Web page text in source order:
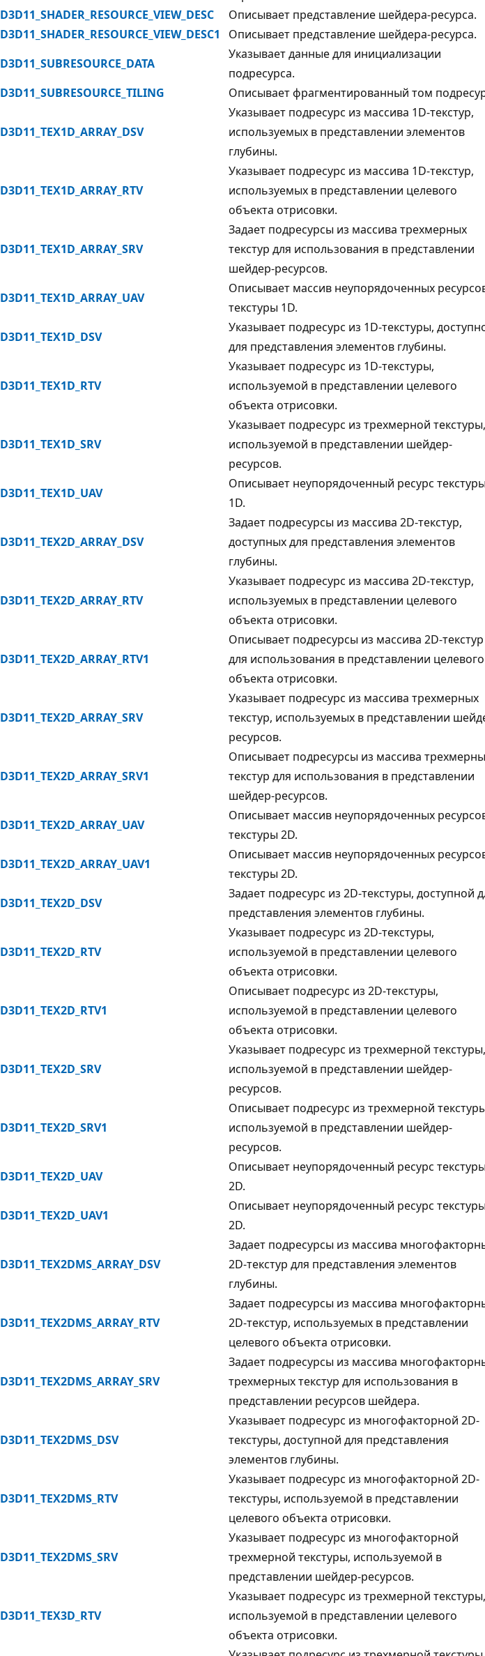
D3D11_SHADER_RESOURCE_VIEW_DESC
Описывает представление шейдера-ресурса.
D3D11_SHADER_RESOURCE_VIEW_DESC1
Описывает представление шейдера-ресурса.
D3D11_SUBRESOURCE_DATA
Указывает данные для инициализации
подресурса.
D3D11_SUBRESOURCE_TILING
Описывает фрагментированный том
D3D11_TEX1D_ARRAY_DSV
Указывает подресурс из массива 1D-текстур,
используемых в представлении элементов
глубины.
D3D11_TEX1D_ARRAY_RTV
Указывает подресурс из массива 1D-текстур,
используемых в представлении целевого
объекта отрисовки.
D3D11_TEX1D_ARRAY_SRV
Задает подресурсы из массива трехмерных
текстур для использования в представлении
шейдер-ресурсов.
D3D11_TEX1D_ARRAY_UAV
Описывает массив неупорядоченных
текстуры 1D.
D3D11_TEX1D_DSV
Указывает подресурс из 1D-текстуры,
для представления элементов глубины.
D3D11_TEX1D_RTV
Указывает подресурс из 1D-текстуры,
используемой в представлении целевого
объекта отрисовки.
D3D11_TEX1D_SRV
Указывает подресурс из трехмерной текстуры,
используемой в представлении шейдер-
ресурсов.
D3D11_TEX1D_UAV
Описывает неупорядоченный ресурс текстуры
1D.
D3D11_TEX2D_ARRAY_DSV
Задает подресурсы из массива 2D-текстур,
доступных для представления элементов
глубины.
D3D11_TEX2D_ARRAY_RTV
Указывает подресурс из массива 2D-текстур,
используемых в представлении целевого
объекта отрисовки.
D3D11_TEX2D_ARRAY_RTV1
Описывает подресурсы из массива 2D-текстур
для использования в представлении целевого
объекта отрисовки.
D3D11_TEX2D_ARRAY_SRV
Указывает подресурс из массива трехмерных
текстур, используемых в представлении
ресурсов.
D3D11_TEX2D_ARRAY_SRV1
Описывает подресурсы из массива
текстур для использования в представлении
шейдер-ресурсов.
D3D11_TEX2D_ARRAY_UAV
Описывает массив неупорядоченных
текстуры 2D.
D3D11_TEX2D_ARRAY_UAV1
Описывает массив неупорядоченных
текстуры 2D.
D3D11_TEX2D_DSV
Задает подресурс из 2D-текстуры, доступной
представления элементов глубины.
D3D11_TEX2D_RTV
Указывает подресурс из 2D-текстуры,
используемой в представлении целевого
объекта отрисовки.
D3D11_TEX2D_RTV1
Описывает подресурс из 2D-текстуры,
используемой в представлении целевого
объекта отрисовки.
D3D11_TEX2D_SRV
Указывает подресурс из трехмерной текстуры,
используемой в представлении шейдер-
ресурсов.
D3D11_TEX2D_SRV1
Описывает подресурс из трехмерной
используемой в представлении шейдер-
ресурсов.
D3D11_TEX2D_UAV
Описывает неупорядоченный ресурс текстуры
2D.
D3D11_TEX2D_UAV1
Описывает неупорядоченный ресурс текстуры
2D.
D3D11_TEX2DMS_ARRAY_DSV
Задает подресурсы из массива
2D-текстур для представления элементов
глубины.
D3D11_TEX2DMS_ARRAY_RTV
Задает подресурсы из массива
2D-текстур, используемых в представлении
целевого объекта отрисовки.
D3D11_TEX2DMS_ARRAY_SRV
Задает подресурсы из массива
трехмерных текстур для использования в
представлении ресурсов шейдера.
D3D11_TEX2DMS_DSV
Указывает подресурс из многофакторной 2D-
текстуры, доступной для представления
элементов глубины.
D3D11_TEX2DMS_RTV
Указывает подресурс из многофакторной 2D-
текстуры, используемой в представлении
целевого объекта отрисовки.
D3D11_TEX2DMS_SRV
Указывает подресурс из многофакторной
трехмерной текстуры, используемой в
представлении шейдер-ресурсов.
D3D11_TEX3D_RTV
Указывает подресурс из трехмерной текстуры,
используемой в представлении целевого
объекта отрисовки.